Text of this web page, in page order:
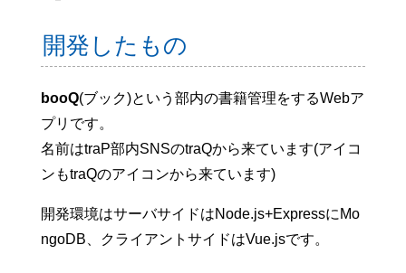
開発したもの
booQ(ブック)という部内の書籍管理をするWebア
プリです。
名前はtraP部内SNSのtraQから来ています(アイコ
ンもtraQのアイコンから来ています)
開発環境はサーバサイドはNode.js+ExpressにMo
ngoDB、クライアントサイドはVue.jsです。